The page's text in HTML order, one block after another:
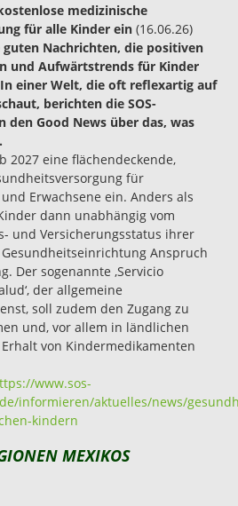
medizinische
für alle Kinder ein (16.06.26)
guten Nachrichten, die positiven
und Aufwärtstrends für Kinder
einer Welt, die oft reflexartig auf
berichten die SOS-
den Good News über das, was
2027 eine flächendeckende,
für
Erwachsene ein. Anders als
dann unabhängig vom
und Versicherungsstatus ihrer
Anspruch
Der sogenannte ,Servicio
der allgemeine
soll zudem den Zugang zu
und, vor allem in ländlichen
von Kindermedikamenten
www.sos-
informieren/aktuelles/news/
kindern
MEXIKOS